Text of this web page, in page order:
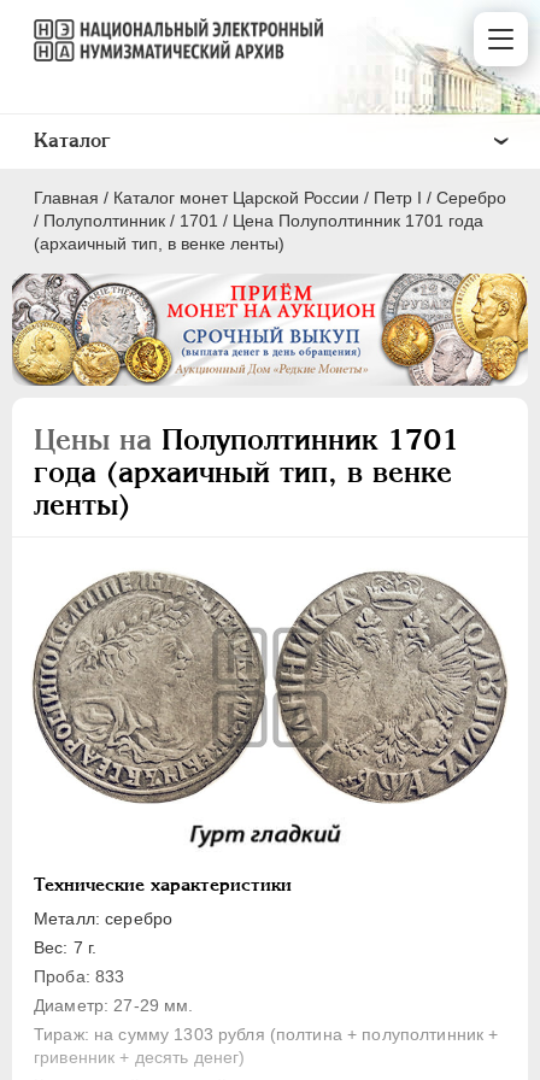
Главная / Каталог монет Царской России / Пeтр I / Серебро
/ Полуполтинник / 1701 / Цена Полуполтинник 1701 года
(архаичный тип, в венке ленты)
Цены на Полуполтинник 1701
года (архаичный тип, в венке
ленты)
Технические характеристики
Металл: серебро
Вес: 7 г.
Проба: 833
Диаметр: 27-29 мм.
Тираж: на сумму 1303 рубля (полтина + полуполтинник +
гривенник + десять денег)
Каталог
ПEТР I 1699 - 1725
Серебро
1 рубль
Полтина
Гривенник
Гривна
10 денег
5 копеек
Алтын(ник)
1 копейка
Монетовидные жетоны
ЕКАТЕРИНА I
ПЕТР II 1727-1729
АННА ИОАННОВНА
ИОАНН АНТОНОВИЧ 1740-1741